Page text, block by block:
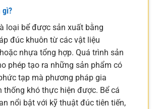
gì?
loại bể được sản xuất bằng
đúc khuôn từ các vật liệu
nhựa tổng hợp. Quá trình sản
phép tạo ra những sản phẩm có
tạp mà phương pháp gia
thống khó thực hiện được. Bể cá
nổi bật với kỹ thuật đúc tiên tiến,